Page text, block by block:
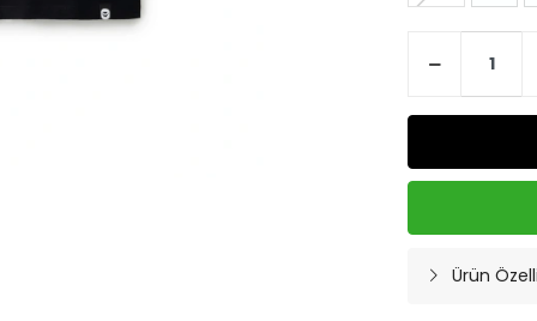
Ürün